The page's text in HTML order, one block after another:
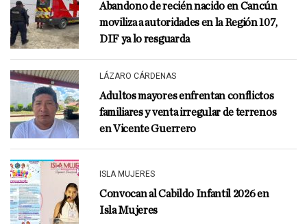
Abandono de recién nacido en Cancún
moviliza a autoridades en la Región 107,
DIF ya lo resguarda
LÁZARO CÁRDENAS
Adultos mayores enfrentan conflictos
familiares y venta irregular de terrenos
en Vicente Guerrero
ISLA MUJERES
Convocan al Cabildo Infantil 2026 en
Isla Mujeres